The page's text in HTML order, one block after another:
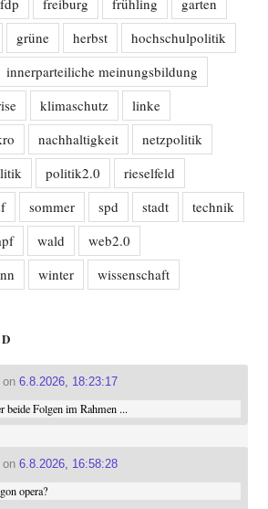
grüne herbst
hochschulpolitik
innerparteiliche meinungsbildung
klimaschutz
linke
nachhaltigkeit
netzpolitik
politik2.0
rieselfeld
sommer spd stadt
technik
wald
web2.0
winter wissenschaft
6.8.2026, 18:23:17
Folgen im Rahmen ...
6.8.2026, 16:58:28
opera?